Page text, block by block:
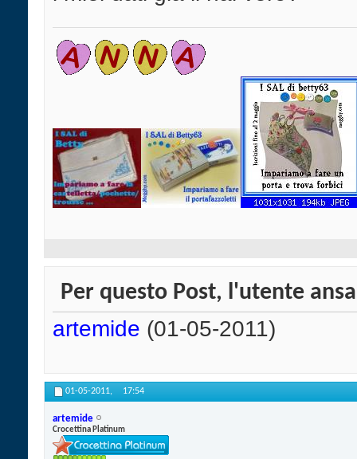
Per questo Post, l'utente
artemide (01-05-2011)
01-05-2011, 17:54
artemide
Crocettina Platinum